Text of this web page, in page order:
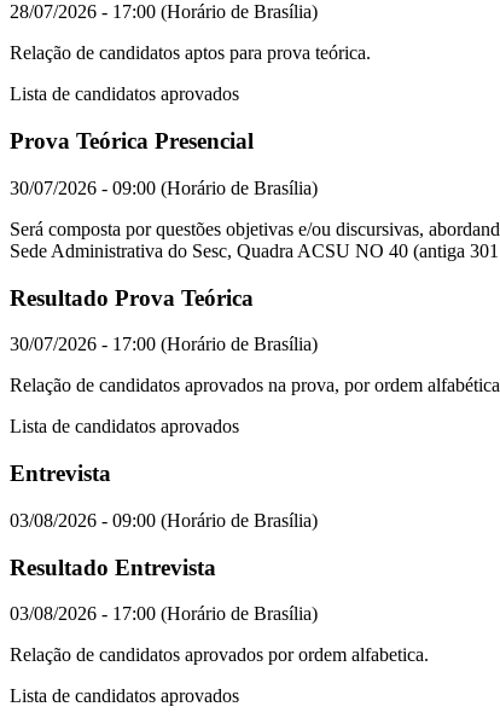
28/07/2026 - 17:00 (Horário de Brasília)
Relação de candidatos aptos para prova teórica.
Lista de candidatos aprovados
Prova Teórica Presencial
30/07/2026 - 09:00 (Horário de Brasília)
Será composta por questões objetivas e/ou discursivas,
Sede Administrativa do Sesc, Quadra ACSU NO 40 (antiga
Resultado Prova Teórica
30/07/2026 - 17:00 (Horário de Brasília)
Relação de candidatos aprovados na prova, por ordem
Lista de candidatos aprovados
Entrevista
03/08/2026 - 09:00 (Horário de Brasília)
Resultado Entrevista
03/08/2026 - 17:00 (Horário de Brasília)
Relação de candidatos aprovados por ordem alfabetica.
Lista de candidatos aprovados